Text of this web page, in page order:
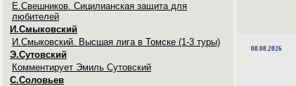
Е.Свешников. Сицилианская защита для
любителей
И.Смыковский
И.Смыковский. Высшая лига в Томске (1-3 туры)
Э.Сутовский
Комментирует Эмиль Сутовский
С.Соловьев
08.08.2026